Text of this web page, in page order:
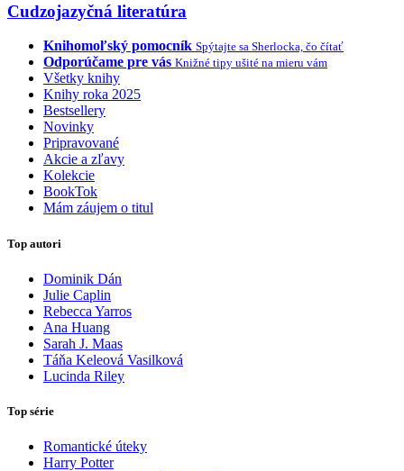
Cudzojazyčná literatúra
Knihomoľský pomocník Spýtajte sa Sherlocka, čo čítať
Odporúčame pre vás Knižné tipy ušité na mieru vám
Všetky knihy
Knihy roka 2025
Bestsellery
Novinky
Pripravované
Akcie a zľavy
Kolekcie
BookTok
Mám záujem o titul
Top autori
Dominik Dán
Julie Caplin
Rebecca Yarros
Ana Huang
Sarah J. Maas
Táňa Keleová Vasilková
Lucinda Riley
Top série
Romantické úteky
Harry Potter